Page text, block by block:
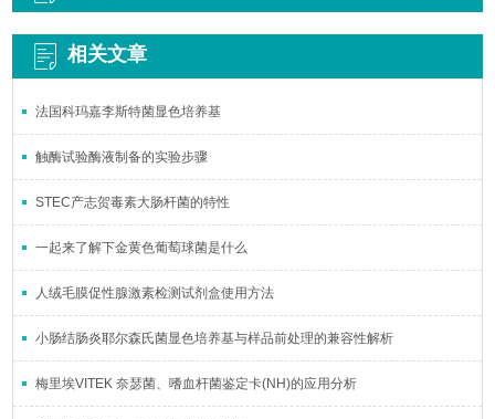
相关文章
法国科玛嘉李斯特菌显色培养基
触酶试验酶液制备的实验步骤
STEC产志贺毒素大肠杆菌的特性
一起来了解下金黄色葡萄球菌是什么
人绒毛膜促性腺激素检测试剂盒使用方法
小肠结肠炎耶尔森氏菌显色培养基与样品前处理的兼容性解析
梅里埃VITEK 奈瑟菌、嗜血杆菌鉴定卡(NH)的应用分析